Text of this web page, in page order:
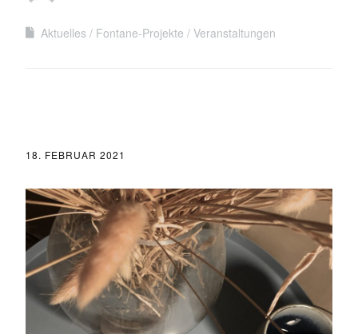
Aktuelles Fontane-Projekte Veranstaltungen
18. FEBRUAR 2021